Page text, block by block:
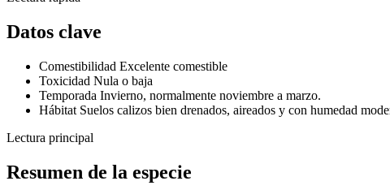
Datos clave
Comestibilidad Excelente comestible
Toxicidad Nula o baja
Temporada Invierno, normalmente noviembre a marzo.
Hábitat Suelos calizos bien drenados, aireados y con humedad
Lectura principal
Resumen de la especie